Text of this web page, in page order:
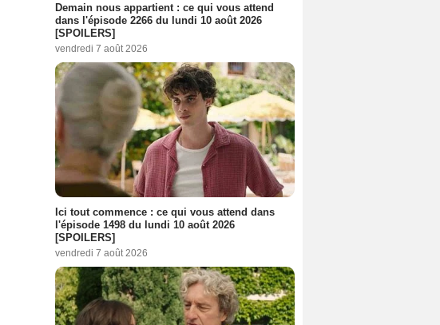
Demain nous appartient : ce qui vous attend
dans l'épisode 2266 du lundi 10 août 2026
[SPOILERS]
vendredi 7 août 2026
Ici tout commence : ce qui vous attend dans
l'épisode 1498 du lundi 10 août 2026
[SPOILERS]
vendredi 7 août 2026